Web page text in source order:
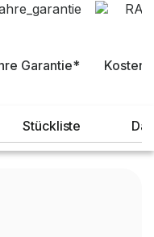
Garantie*
Stückliste